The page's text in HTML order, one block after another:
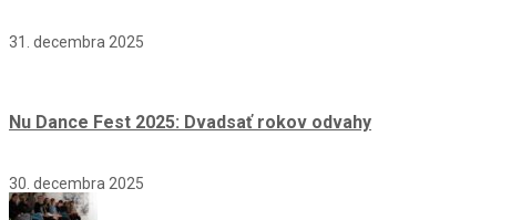
31. decembra 2025
Nu Dance Fest 2025: Dvadsať rokov odvahy
30. decembra 2025